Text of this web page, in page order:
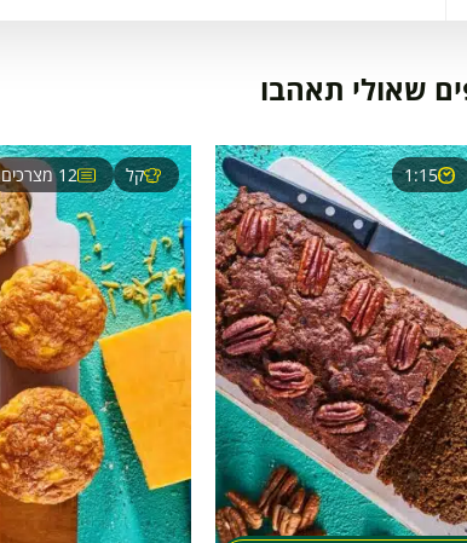
שאולי תאהבו
1:15 קל 12 מצרכים